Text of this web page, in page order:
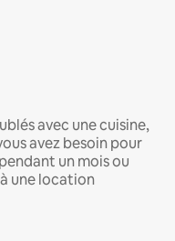
avec une cuisine,
avez besoin pour
un mois ou
une location